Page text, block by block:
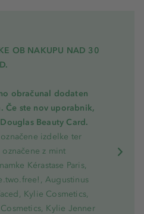
OB NAKUPU NAD 30
obračunal dodaten
Če ste nov uporabnik,
Beauty Card.
izdelke ter
z mint
Kérastase Paris,
Augustinus
Kylie Cosmetics,
Kylie Jenner